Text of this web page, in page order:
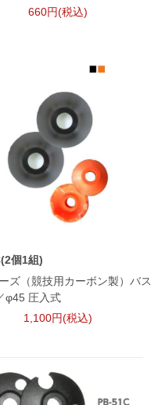
660円(税込)
個1組)
ズ（競技用カーボン製）バス
φ45 圧入式
1,100円(税込)